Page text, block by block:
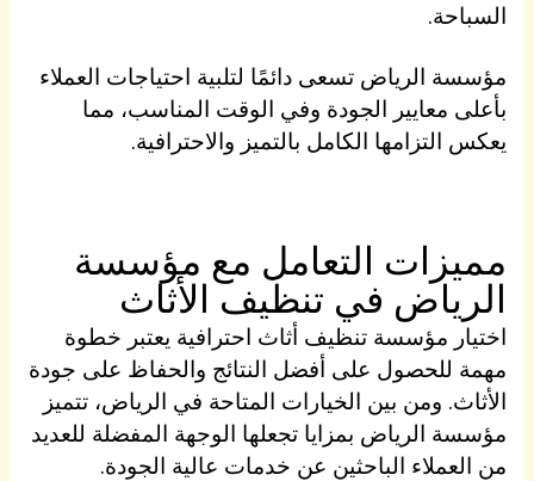
السباحة.
مؤسسة الرياض تسعى دائمًا لتلبية احتياجات العملاء
بأعلى معايير الجودة وفي الوقت المناسب، مما
يعكس التزامها الكامل بالتميز والاحترافية.
مميزات التعامل مع مؤسسة
الرياض في تنظيف الأثاث
اختيار مؤسسة تنظيف أثاث احترافية يعتبر خطوة
مهمة للحصول على أفضل النتائج والحفاظ على جودة
الأثاث. ومن بين الخيارات المتاحة في الرياض، تتميز
مؤسسة الرياض بمزايا تجعلها الوجهة المفضلة للعديد
من العملاء الباحثين عن خدمات عالية الجودة.